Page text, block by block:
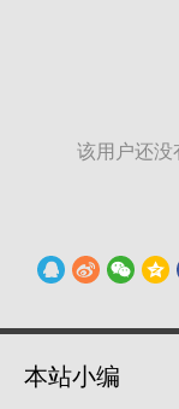
该用户还没
本站小编